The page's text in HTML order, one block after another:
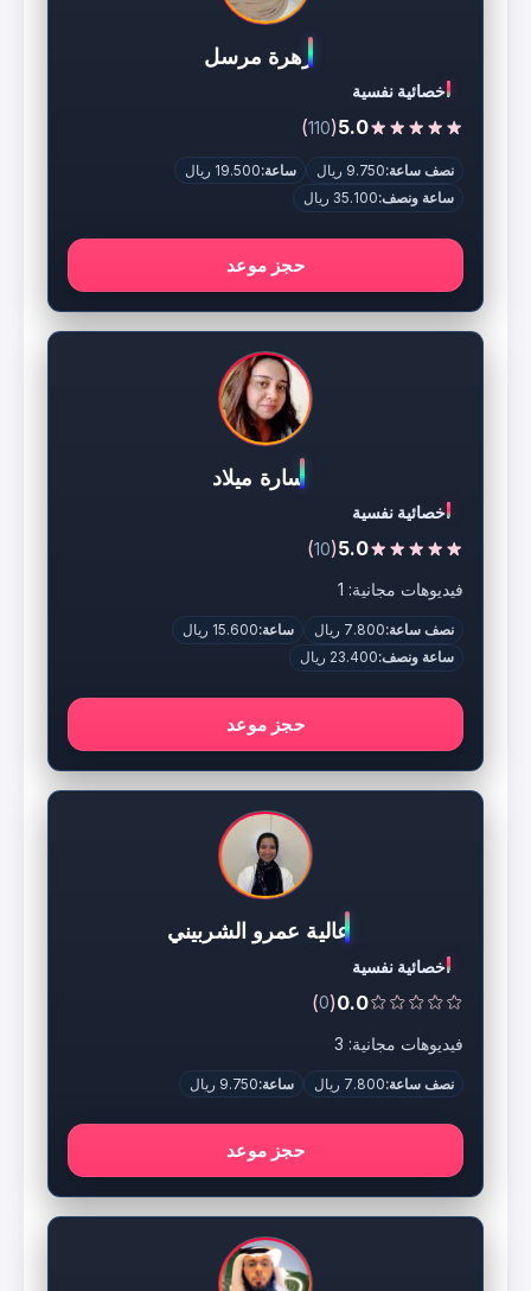
زهرة مرسل
اخصائية نفسية
5.0
(
110
)
نصف ساعة:9.750 ريال ساعة:19.500 ريال
ساعة ونصف:35.100 ريال
حجز موعد
سارة ميلاد
اخصائية نفسية
5.0
(
10
)
فيديوهات مجانية: 1
نصف ساعة:7.800 ريال ساعة:15.600 ريال
ساعة ونصف:23.400 ريال
حجز موعد
عالية عمرو الشربيني
اخصائية نفسية
0.0
(
0
)
فيديوهات مجانية: 3
نصف ساعة:7.800 ريال ساعة:9.750 ريال
حجز موعد